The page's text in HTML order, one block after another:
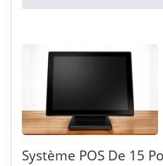
Système POS De 15